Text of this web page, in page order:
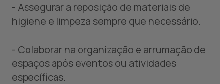
- Assegurar a reposição de materiais de
higiene e limpeza sempre que necessário.
- Colaborar na organização e arrumação de
espaços após eventos ou atividades
específicas.